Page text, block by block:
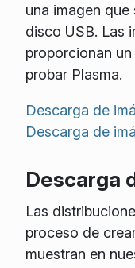
una imagen que
disco USB. Las
proporcionan
probar Plasma.
Descarga de
Descarga de
Descarga
Las
proceso de
muestran en